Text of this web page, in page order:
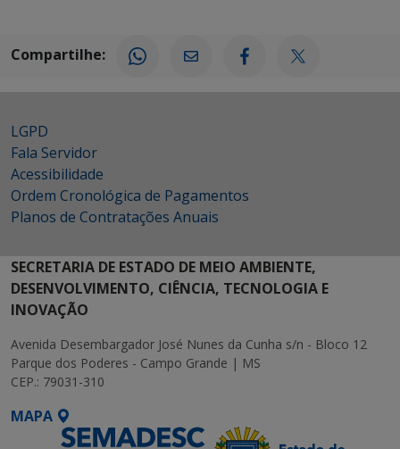
Compartilhe:
LGPD
Fala Servidor
Acessibilidade
Ordem Cronológica de Pagamentos
Planos de Contratações Anuais
SECRETARIA DE ESTADO DE MEIO AMBIENTE,
DESENVOLVIMENTO, CIÊNCIA, TECNOLOGIA E
INOVAÇÃO
Avenida Desembargador José Nunes da Cunha s/n - Bloco 12
Parque dos Poderes - Campo Grande | MS
CEP.: 79031-310
MAPA